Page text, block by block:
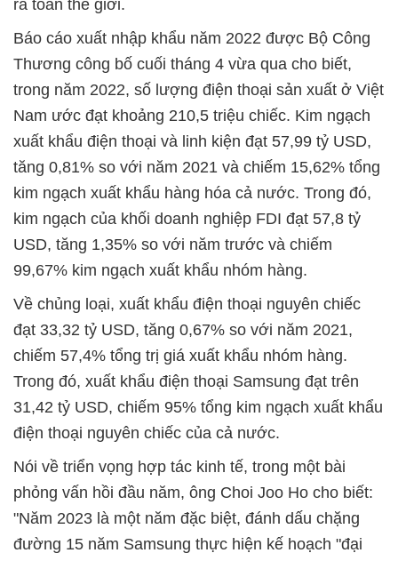
ra toàn thế giới.
Báo cáo xuất nhập khẩu năm 2022 được Bộ Công
Thương công bố cuối tháng 4 vừa qua cho biết,
trong năm 2022, số lượng điện thoại sản xuất ở Việt
Nam ước đạt khoảng 210,5 triệu chiếc. Kim ngạch
xuất khẩu điện thoại và linh kiện đạt 57,99 tỷ USD,
tăng 0,81% so với năm 2021 và chiếm 15,62% tổng
kim ngạch xuất khẩu hàng hóa cả nước. Trong đó,
kim ngạch của khối doanh nghiệp FDI đạt 57,8 tỷ
USD, tăng 1,35% so với năm trước và chiếm
99,67% kim ngạch xuất khẩu nhóm hàng.
Về chủng loại, xuất khẩu điện thoại nguyên chiếc
đạt 33,32 tỷ USD, tăng 0,67% so với năm 2021,
chiếm 57,4% tổng trị giá xuất khẩu nhóm hàng.
Trong đó, xuất khẩu điện thoại Samsung đạt trên
31,42 tỷ USD, chiếm 95% tổng kim ngạch xuất khẩu
điện thoại nguyên chiếc của cả nước.
Nói về triển vọng hợp tác kinh tế, trong một bài
phỏng vấn hồi đầu năm, ông Choi Joo Ho cho biết:
"Năm 2023 là một năm đặc biệt, đánh dấu chặng
đường 15 năm Samsung thực hiện kế hoạch "đại